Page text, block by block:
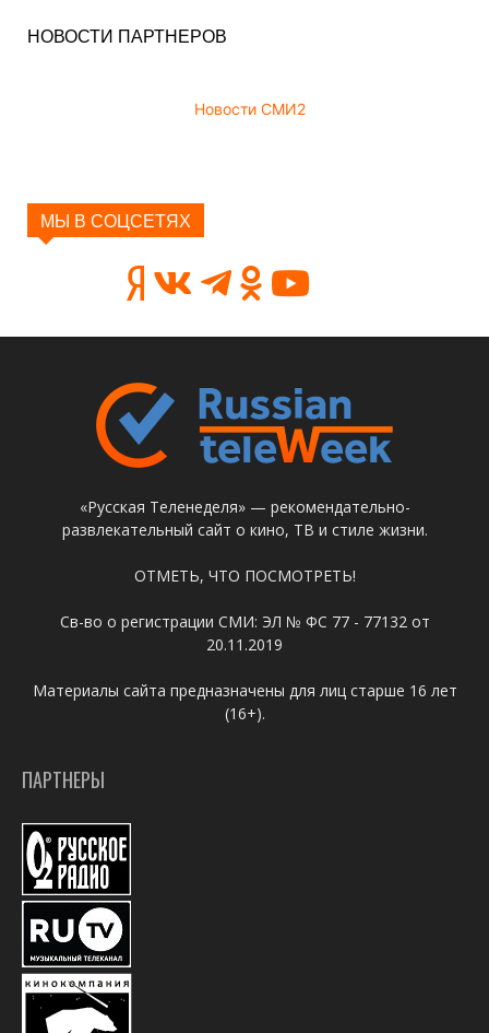
НОВОСТИ ПАРТНЕРОВ
Новости СМИ2
МЫ В СОЦСЕТЯХ
«Русская Теленеделя» — рекомендательно-
развлекательный сайт о кино, ТВ и стиле жизни.
ОТМЕТЬ, ЧТО ПОСМОТРЕТЬ!
Св-во о регистрации СМИ: ЭЛ № ФС 77 - 77132 от
20.11.2019
Материалы сайта предназначены для лиц старше 16 лет
(16+).
ПАРТНЕРЫ